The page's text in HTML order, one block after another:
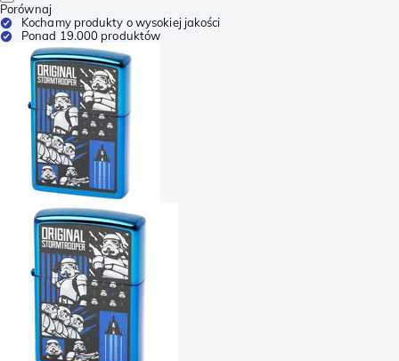
Porównaj
Kochamy produkty o wysokiej jakości
Ponad 19.000 produktów